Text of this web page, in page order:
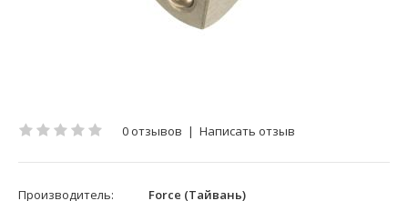
0 отзывов | Написать отзыв
Производитель:
Force (Тайвань)